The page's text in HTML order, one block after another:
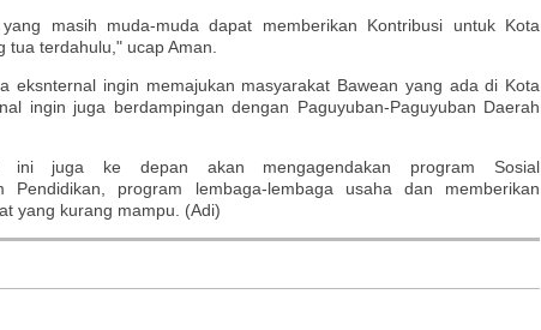
masih muda-muda dapat memberikan Kontribusi untuk Kota
terdahulu," ucap Aman.
eksnternal ingin memajukan masyarakat Bawean yang ada di Kota
ingin juga berdampingan dengan Paguyuban-Paguyuban Daerah
ini juga ke depan akan mengagendakan program Sosial
Pendidikan, program lembaga-lembaga usaha dan memberikan
yang kurang mampu. (Adi)